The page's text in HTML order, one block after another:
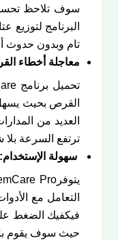
البرنامج
تام وبدون حدوث
معاجلة أخطاء
القرص بحيث يسهل
العديد من
ترتفع السرعة
سهولة الإستخدام:
التعامل مع
حيث سوف يقوم